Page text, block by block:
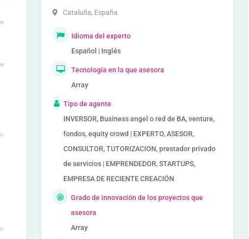
Cataluña, España
Idioma del experto
Español | Inglés
Tecnología en la que asesora
Array
Tipo de agente
INVERSOR, Business angel o red de BA, venture,
fondos, equity crowd | EXPERTO, ASESOR,
CONSULTOR, TUTORIZACION, prestador privado
de servicios | EMPRENDEDOR, STARTUPS,
EMPRESA DE RECIENTE CREACIÓN
Grado de innovación de los proyectos que
asesora
Array